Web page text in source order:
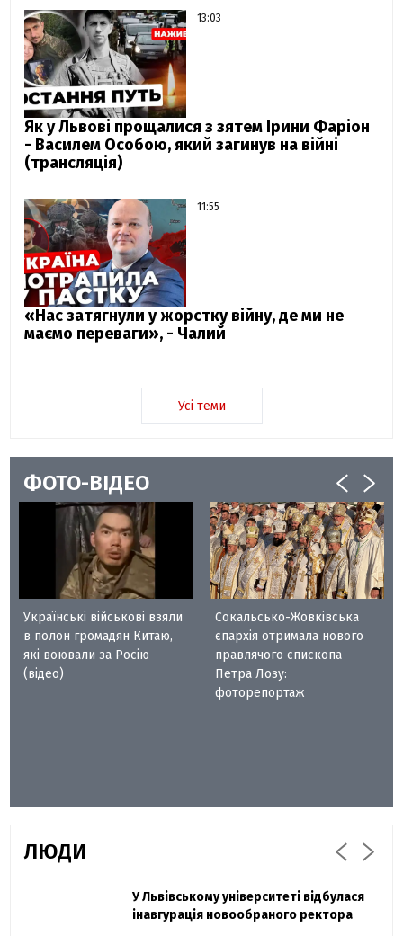
13:03
Як у Львові прощалися з зятем Ірини Фаріон
- Василем Особою, який загинув на війні
(трансляція)
11:55
«Нас затягнули у жорстку війну, де ми не
маємо переваги», - Чалий
Усі теми
ФОТО-ВІДЕО
Українські військові взяли
в полон громадян Китаю,
які воювали за Росію
(відео)
Сокальсько-Жовківська
єпархія отримала нового
правлячого єпископа
Петра Лозу:
фоторепортаж
ЛЮДИ
Павло Дак
«Час не лікує, лише притуплює біль»:
Захисник "Азовсталі" Діанов вдруге
одружився та показав фото з весілля
У Львівському університеті відбулася
інавгурація новообраного ректора